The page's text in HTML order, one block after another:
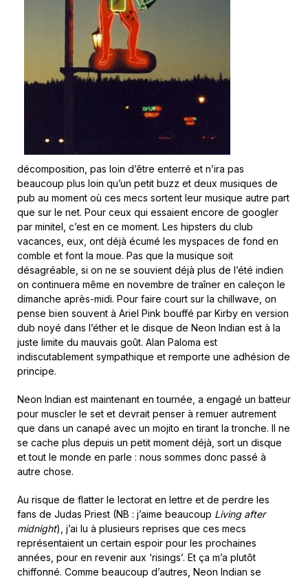
décomposition, pas loin d’être enterré et n’ira pas
beaucoup plus loin qu’un petit buzz et deux musiques de
pub au moment où ces mecs sortent leur musique autre part
que sur le net. Pour ceux qui essaient encore de googler
par minitel, c’est en ce moment. Les hipsters du club
vacances, eux, ont déjà écumé les myspaces de fond en
comble et font la moue. Pas que la musique soit
désagréable, si on ne se souvient déjà plus de l’été indien
on continuera même en novembre de traîner en caleçon le
dimanche après-midi. Pour faire court sur la chillwave, on
pense bien souvent à Ariel Pink bouffé par Kirby en version
dub noyé dans l’éther et le disque de Neon Indian est à la
juste limite du mauvais goût. Alan Paloma est
indiscutablement sympathique et remporte une adhésion de
principe.
Neon Indian est maintenant en tournée, a engagé un batteur
pour muscler le set et devrait penser à remuer autrement
que dans un canapé avec un mojito en tirant la tronche. Il ne
se cache plus depuis un petit moment déjà, sort un disque
et tout le monde en parle : nous sommes donc passé à
autre chose.
Au risque de flatter le lectorat en lettre et de perdre les
fans de Judas Priest (NB : j’aime beaucoup Living after
midnight), j’ai lu à plusieurs reprises que ces mecs
représentaient un certain espoir pour les prochaines
années, pour en revenir aux ‘risings’. Et ça m’a plutôt
chiffonné. Comme beaucoup d’autres, Neon Indian se